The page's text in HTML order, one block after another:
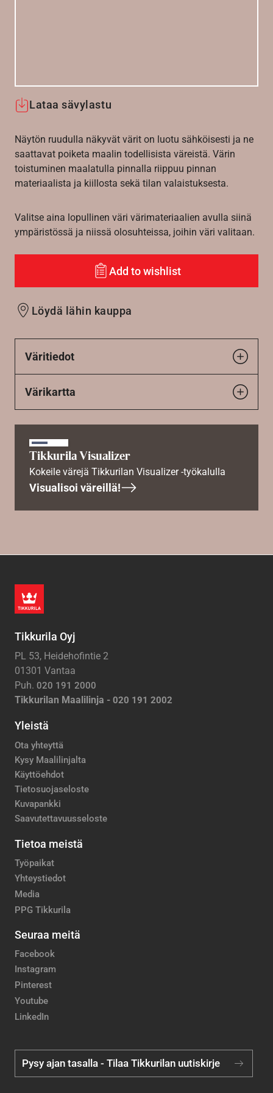
Lataa sävylastu
Näytön ruudulla näkyvät värit on luotu sähköisesti ja ne
saattavat poiketa maalin todellisista väreistä. Värin
toistuminen maalatulla pinnalla riippuu pinnan
materiaalista ja kiillosta sekä tilan valaistuksesta.
Valitse aina lopullinen väri värimateriaalien avulla siinä
ympäristössä ja niissä olosuhteissa, joihin väri valitaan.
Add to wishlist
Löydä lähin kauppa
Väritiedot
Värikartta
Tikkurila Visualizer
Kokeile värejä Tikkurilan Visualizer -työkalulla
Visualisoi väreillä!
Tikkurila Oyj
PL 53, Heidehofintie 2
01301 Vantaa
Puh. 020 191 2000
Tikkurilan Maalilinja - 020 191 2002
Yleistä
Ota yhteyttä
Kysy Maalilinjalta
Käyttöehdot
Tietosuojaseloste
Kuvapankki
Saavutettavuusseloste
Tietoa meistä
Työpaikat
Yhteystiedot
Media
PPG Tikkurila
Seuraa meitä
Facebook
Instagram
Pinterest
Youtube
LinkedIn
Pysy ajan tasalla - Tilaa Tikkurilan uutiskirje